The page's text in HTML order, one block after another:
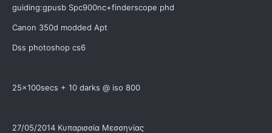
guiding:gpusb Spc900nc+finderscope phd
Canon 350d modded Apt
Dss photoshop cs6
25x100secs + 10 darks @ iso 800
27/05/2014 Κυπαρισσία Μεσσηνίας